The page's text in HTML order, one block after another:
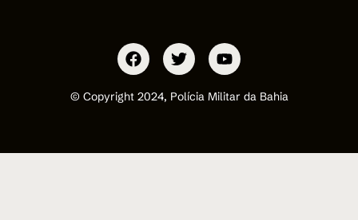
© Copyright 2024, Polícia Militar da Bahia